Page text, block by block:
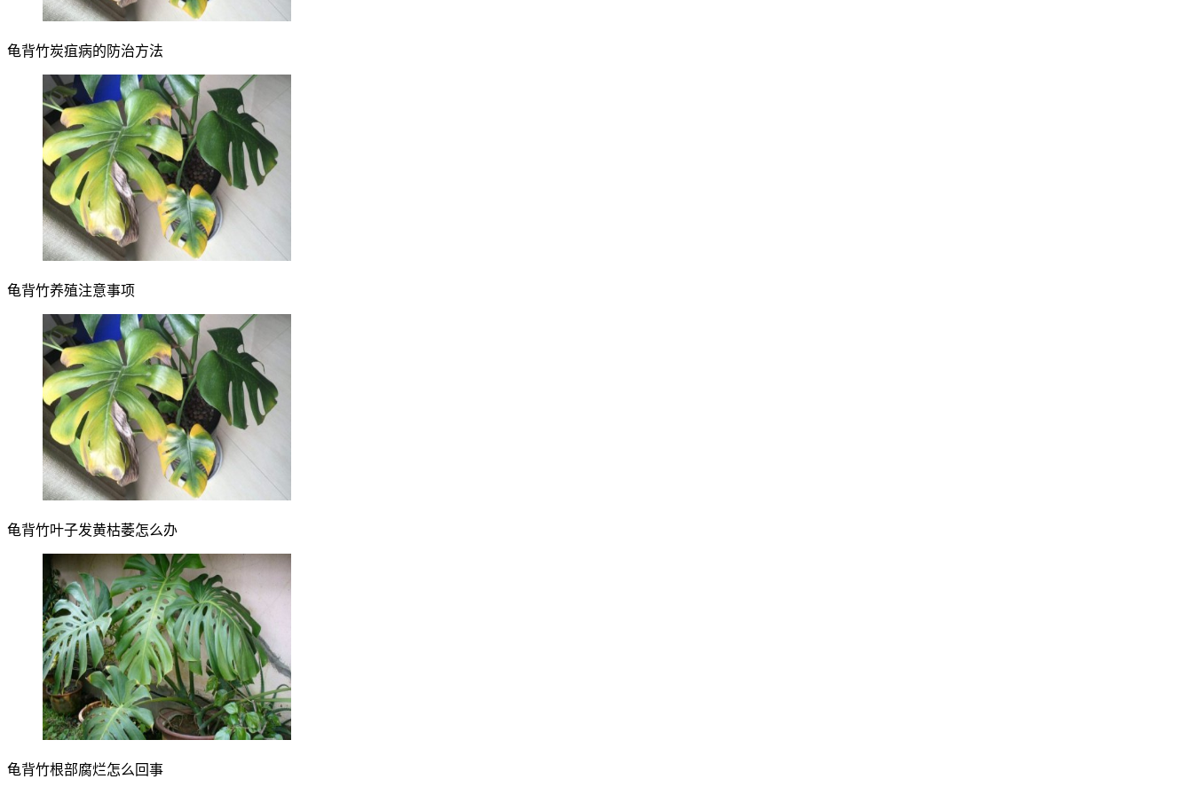
龟背竹炭疽病的防治方法
龟背竹养殖注意事项
龟背竹叶子发黄枯萎怎么办
龟背竹根部腐烂怎么回事